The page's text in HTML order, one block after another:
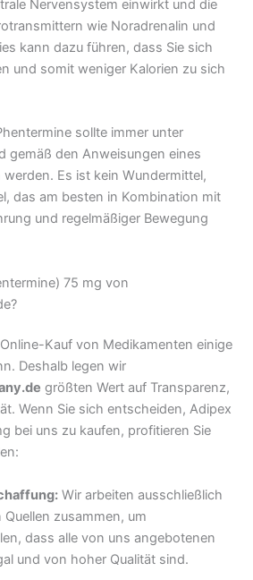
Nervensystem einwirkt und die
wie Noradrenalin und
kann dazu führen, dass Sie sich
und somit weniger Kalorien zu sich
sollte immer unter
gemäß den Anweisungen eines
Es ist kein Wundermittel,
das am besten in Kombination mit
und regelmäßiger Bewegung
75 mg von
Kauf von Medikamenten einige
Deshalb legen wir
größten Wert auf Transparenz,
Wenn Sie sich entscheiden, Adipex
bei uns zu kaufen, profitieren Sie
Wir arbeiten ausschließlich
Quellen zusammen, um
dass alle von uns angebotenen
und von hoher Qualität sind.